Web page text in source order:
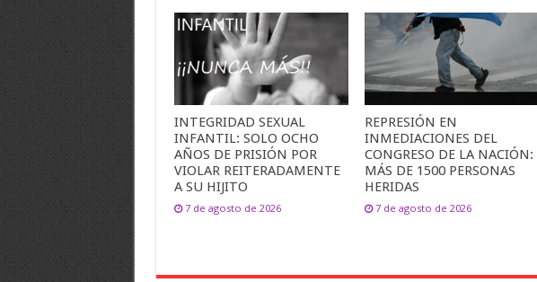
INTEGRIDAD SEXUAL
INFANTIL: SOLO OCHO
AÑOS DE PRISIÓN POR
VIOLAR REITERADAMENTE
A SU HIJITO
7 de agosto de 2026
REPRESIÓN EN
INMEDIACIONES DEL
CONGRESO DE LA NACIÓN:
MÁS DE 1500 PERSONAS
HERIDAS
7 de agosto de 2026